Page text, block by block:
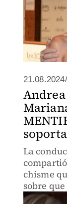
21.08.2024/
Andrea
La
chisme
sobre
Arath de